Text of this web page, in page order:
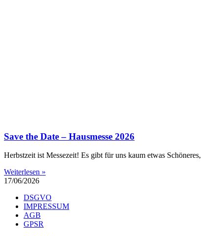
Save the Date – Hausmesse 2026
Herbstzeit ist Messezeit! Es gibt für uns kaum etwas Schöneres,
Weiterlesen »
17/06/2026
DSGVO
IMPRESSUM
AGB
GPSR